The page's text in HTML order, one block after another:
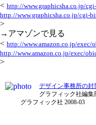
< http://www.graphicsha.co.jp/
http://www.graphicsha.co.jp/cgi-
>
→アマゾンで見る
< http://www.amazon.co.jp/
http://www.amazon.co.jp/exec/
>
デザイン事務所の
グラフィック社編集
グラフィック社 2008-03